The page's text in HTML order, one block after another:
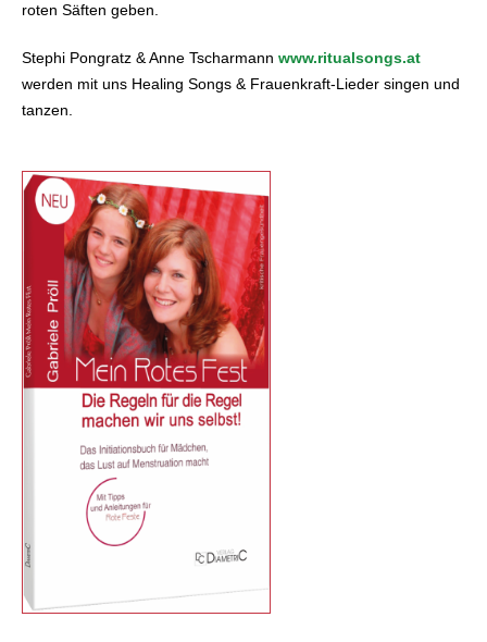
roten Säften geben.
Stephi Pongratz & Anne Tscharmann www.ritualsongs.at
werden mit uns Healing Songs & Frauenkraft-Lieder singen und
tanzen.